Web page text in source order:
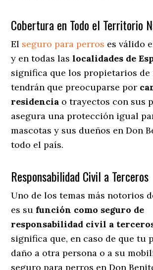
Cobertura en Todo el Territorio
El seguro para perros es válido
y en todas laslocalidades de
significa que los propietarios de
tendrán que preocuparse por
residencia o trayectos con sus
asegura una protección igual
mascotas y sus dueños en Don
todo el país.
Responsabilidad Civil a Terceros
Uno de los temas más notorios
es su función como seguro de
responsabilidad civil a
significa que, en caso de que tu
daño a otra persona o a su
seguro para perros en Don